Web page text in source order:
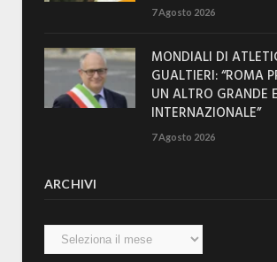
7 Agosto 2026
MONDIALI DI
GUALTIERI: “ROMA
UN ALTRO GRANDE
INTERNAZIONALE”
7 Agosto 2026
ARCHIVI
Archivi